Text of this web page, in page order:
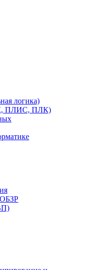
логика)
ПЛИС, ПЛК)